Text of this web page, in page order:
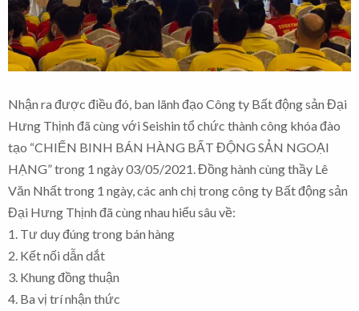
Nhận ra được điều đó, ban lãnh đạo Công ty Bất động sản Đại
Hưng Thịnh đã cùng với Seishin tổ chức thành công khóa đào
tạo “CHIẾN BINH BÁN HÀNG BẤT ĐỘNG SẢN NGOẠI
HẠNG” trong 1 ngày 03/05/2021. Đồng hành cùng thầy Lê
Văn Nhất trong 1 ngày, các anh chị trong công ty Bất động sản
Đại Hưng Thịnh đã cùng nhau hiểu sâu về:
1. Tư duy đúng trong bán hàng
2. Kết nối dẫn dắt
3. Khung đồng thuận
4. Ba vị trí nhận thức